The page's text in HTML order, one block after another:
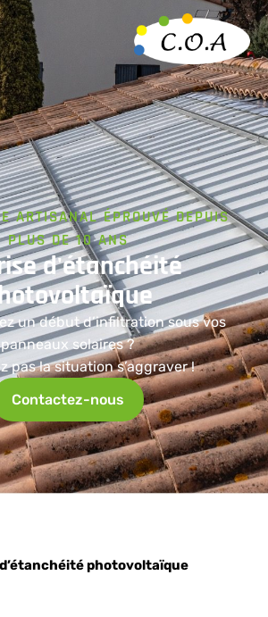
ARTISANAL ÉPROUVÉ DEPUIS
PLUS DE 10 ANS
d'étanchéité
un début d’infiltration sous vos
panneaux solaires ?
pas la situation s’aggraver !
Contactez-nous
photovoltaïque